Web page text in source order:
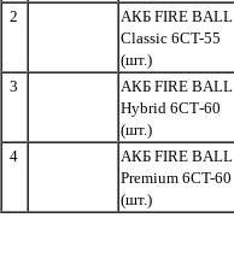
2
АКБ FIRE BALL
Classic 6CT-55
(шт.)
3
АКБ FIRE BALL
Hybrid 6СТ-60
(шт.)
4
АКБ FIRE BALL
Premium 6CT-60
(шт.)